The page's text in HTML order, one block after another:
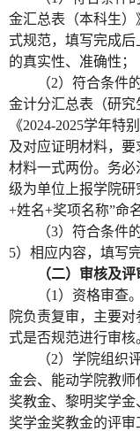
金汇总表（本科生）
式规范，填写完成
的真实性、准确性；
（2）符合条件
金计分汇总表（研究
《2024-2025学年特
及对应证明材料，
材料一式两份。务
级为单位上报学院研
+姓名+奖项名称”命名
（3）符合条件
5）相应内容，填写
（二）审核及评
（1 ）资格审查
院负责复审，主要
式是否规范进行审核
（2）学院组织
金会、能动学院教师
奖教金、黎明奖学
奖学金奖教金的评审